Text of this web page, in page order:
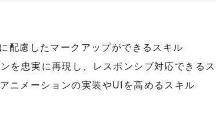
配慮したマークアップができるスキル
を忠実に再現し、レスポンシブ対応できる
ニメーションの実装やUIを高めるスキル